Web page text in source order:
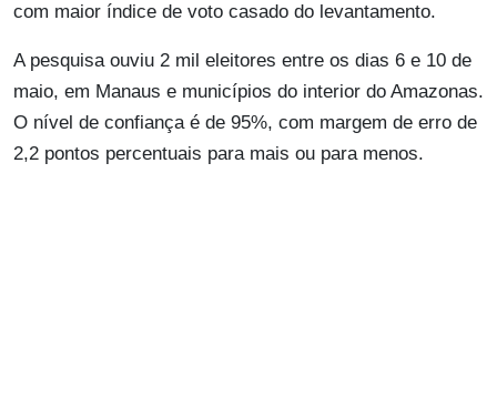
com maior índice de voto casado do levantamento.
A pesquisa ouviu 2 mil eleitores entre os dias 6 e 10 de
maio, em Manaus e municípios do interior do Amazonas.
O nível de confiança é de 95%, com margem de erro de
2,2 pontos percentuais para mais ou para menos.